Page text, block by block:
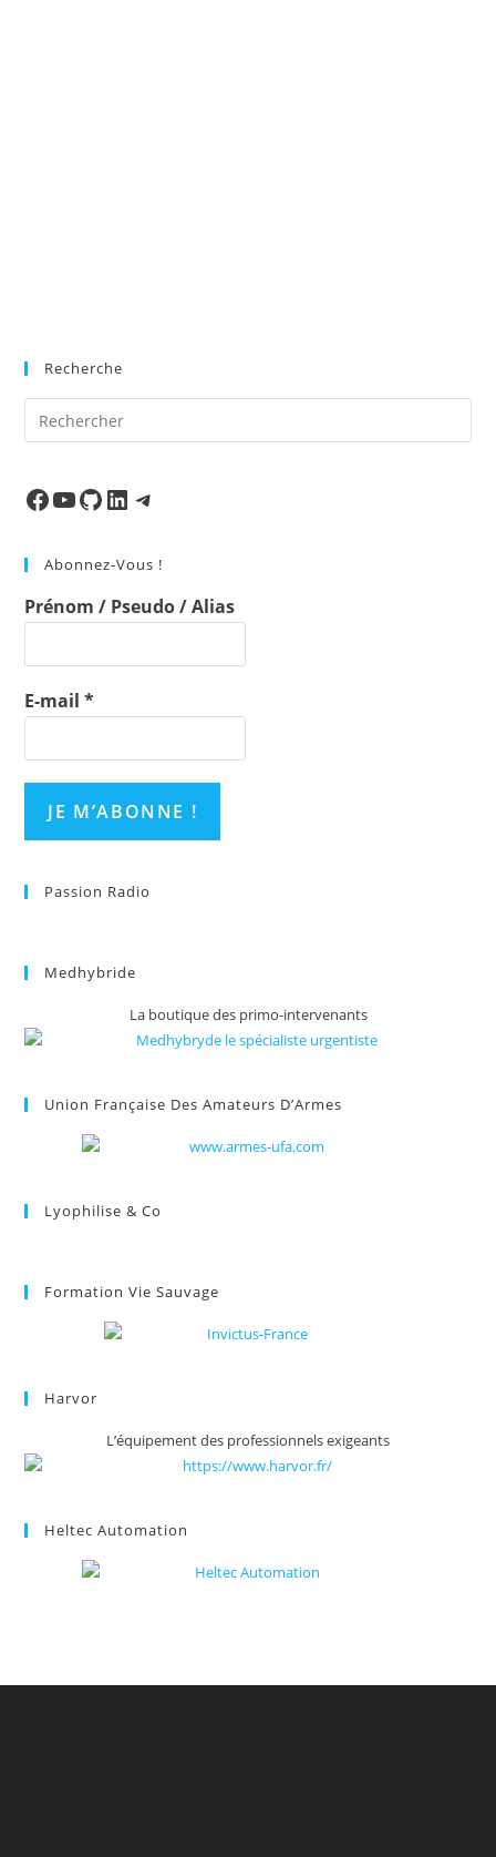
Recherche
Facebook
Ma chaineMon Repo GithubLinkedInTelegram
Abonnez-Vous !
Prénom / Pseudo / Alias
E-mail*
Passion Radio
Medhybride
La boutique des primo-intervenants
Union Française Des Amateurs D’Armes
Lyophilise & Co
Formation Vie Sauvage
Harvor
L’équipement des professionnels exigeants
Heltec Automation